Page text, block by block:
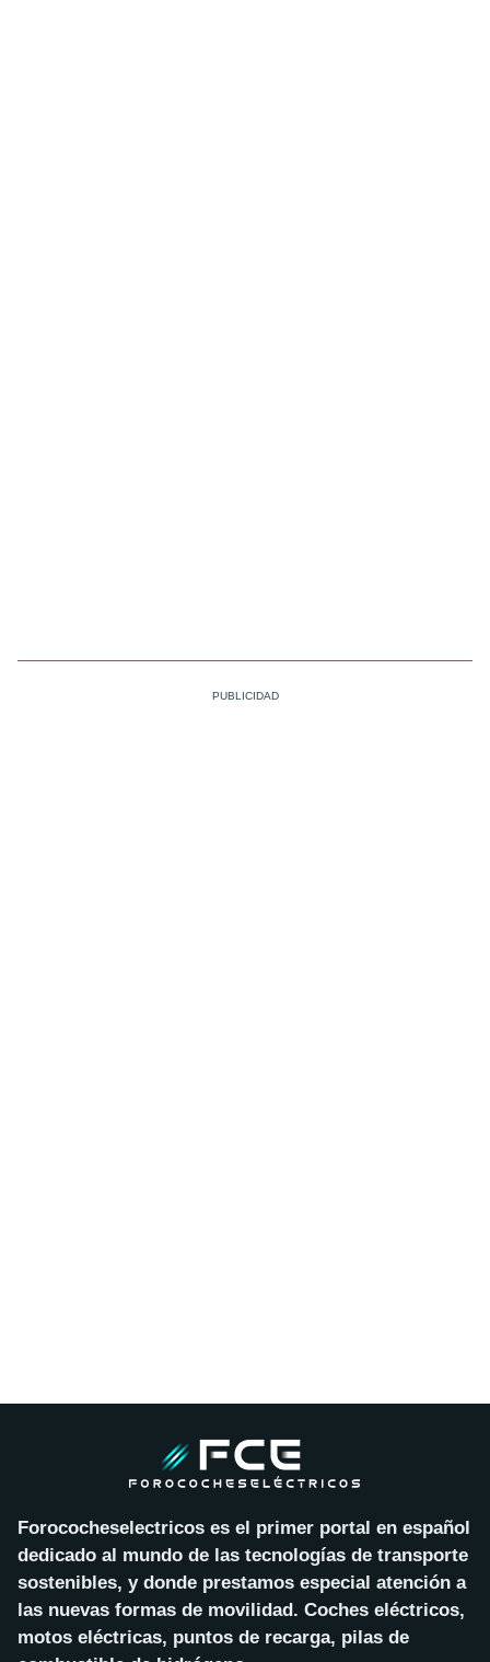
Forococheselectricos es el primer portal en español
dedicado al mundo de las tecnologías de transporte
sostenibles, y donde prestamos especial atención a
las nuevas formas de movilidad. Coches eléctricos,
motos eléctricas, puntos de recarga, pilas de